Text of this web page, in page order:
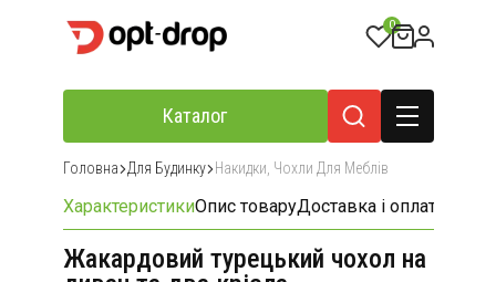
0
Каталог
Головна Для Будинку Накидки, Чохли Для Меблів
ХарактеристикиОпис товаруДоставка і оплата
Жакардовий турецький чохол на